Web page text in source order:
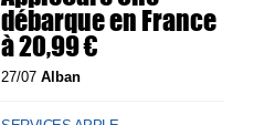
débarque en France
à 20,99 €
27/07Alban